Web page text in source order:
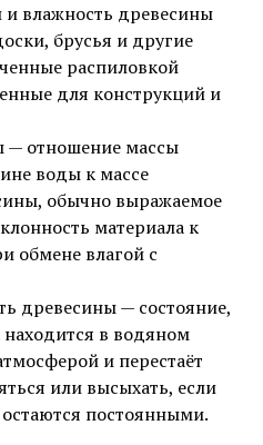
и влажность древесины
брусья и другие
распиловкой
для конструкций и
— отношение массы
воды к массе
обычно выражаемое
материала к
обмене влагой с
древесины — состояние,
в водяном
и перестаёт
или высыхать, если
постоянными.